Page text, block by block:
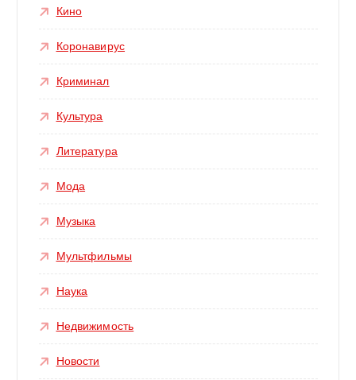
Кино
Коронавирус
Криминал
Культура
Литература
Мода
Музыка
Мультфильмы
Наука
Недвижимость
Новости